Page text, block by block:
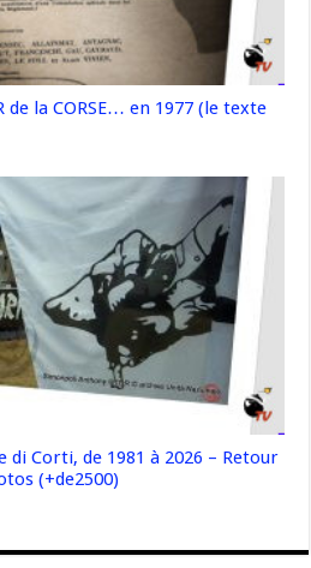
de la CORSE… en 1977 (le texte
Corti, de 1981 à 2026 – Retour
(+de2500)